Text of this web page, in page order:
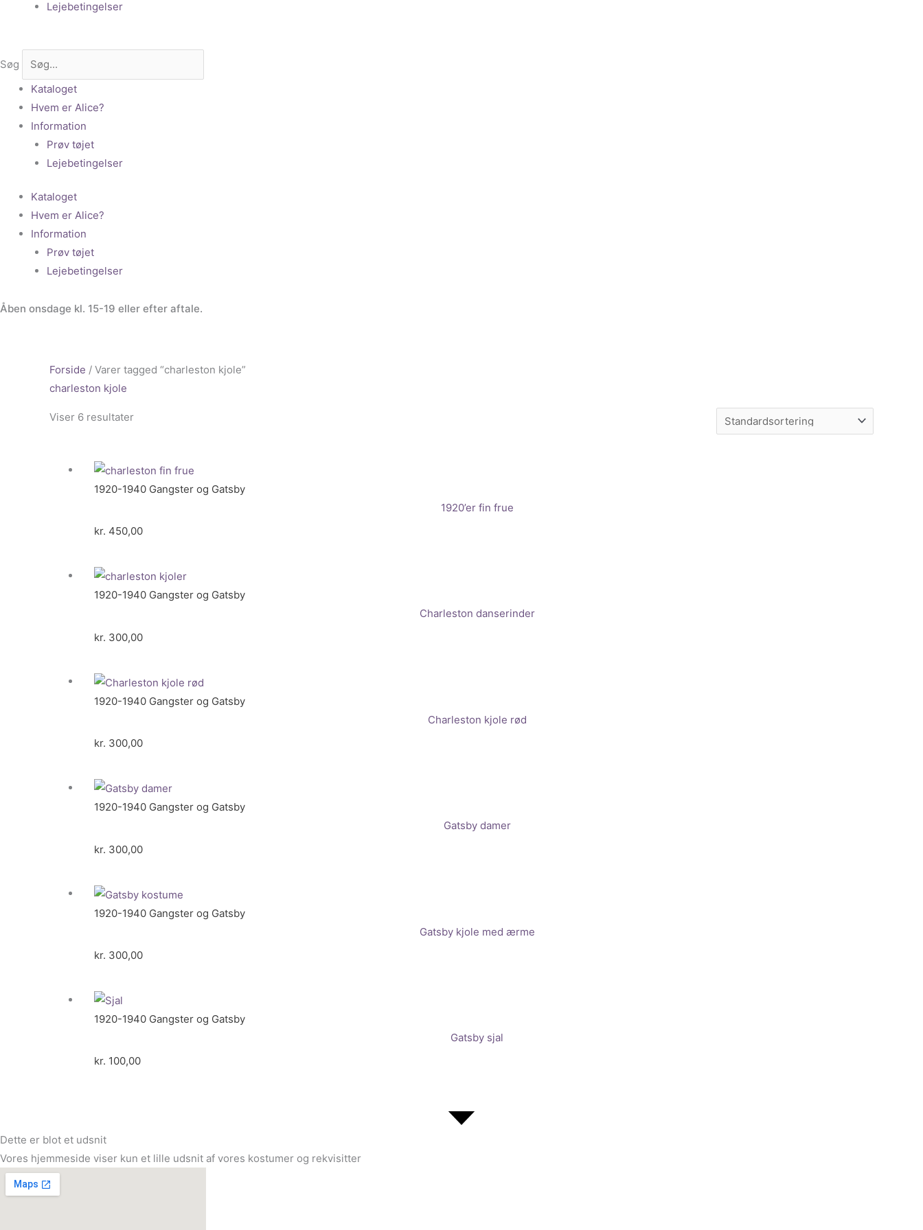
Lejebetingelser
Søg
Kataloget
Hvem er Alice?
Information
Prøv tøjet
Lejebetingelser
Kataloget
Hvem er Alice?
Information
Prøv tøjet
Lejebetingelser
Åben onsdage kl. 15-19 eller efter aftale.
Forside / Varer tagged “charleston kjole”
charleston kjole
Viser 6 resultater
1920-1940 Gangster og Gatsby
1920’er fin frue
kr. 450,00
1920-1940 Gangster og Gatsby
Charleston danserinder
kr. 300,00
1920-1940 Gangster og Gatsby
Charleston kjole rød
kr. 300,00
1920-1940 Gangster og Gatsby
Gatsby damer
kr. 300,00
1920-1940 Gangster og Gatsby
Gatsby kjole med ærme
kr. 300,00
1920-1940 Gangster og Gatsby
Gatsby sjal
kr. 100,00
Dette er blot et udsnit
Vores hjemmeside viser kun et lille udsnit af vores kostumer og rekvisitter